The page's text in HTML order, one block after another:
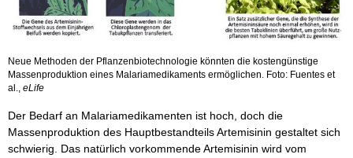
Neue Methoden der Pflanzenbiotechnologie könnten die kostengünstige
Massenproduktion eines Malariamedikaments ermöglichen. Foto: Fuentes et
al., eLife
Der Bedarf an Malariamedikamenten ist hoch, doch die
Massenproduktion des Hauptbestandteils Artemisinin gestaltet sich
schwierig. Das natürlich vorkommende Artemisinin wird vom